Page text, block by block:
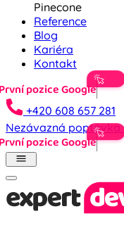
Pinecone
Reference
Blog
Kariéra
Kontakt
+420 608 657 281
Nezávazná poptávka